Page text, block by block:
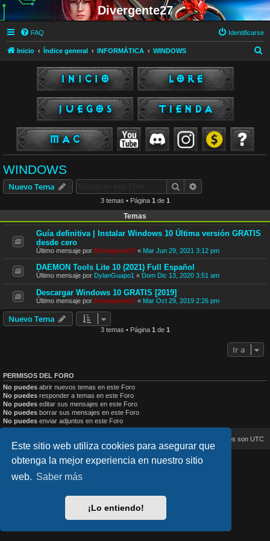
Este sitio web utiliza cookies para asegurar que
obtenga la mejor experiencia en nuestro sitio
web. Saber más
¡Lo entiendo!
Divergente27
FAQ Identificarse
Inicio Índice general INFORMÁTICA WINDOWS
WINDOWS
Nuevo Tema Buscar
3 temas • Página 1 de 1
Temas
Guía definitiva | Instalar Windows 10 Última versión GRATIS
desde cero
Último mensaje por Divergente27 « Mar Jun 29, 2021 3:12 pm
DAEMON Tools Lite 10 (2021) Full Español
Último mensaje por DylanGuapo1 « Dom Dic 13, 2020 3:51 am
Descargar Windows 10 GRATIS [2019]
Último mensaje por Divergente27 « Mar Oct 29, 2019 2:26 pm
Nuevo Tema
3 temas • Página 1 de 1
Ir a
PERMISOS DEL FORO
No puedes abrir nuevos temas en este Foro
No puedes responder a temas en este Foro
No puedes editar sus mensajes en este Foro
No puedes borrar sus mensajes en este Foro
No puedes enviar adjuntos en este Foro
Todos los horarios son UTC
lucid_lime style created by Melvin García
Traducción al español porphpBB España
Privacidad| Condiciones